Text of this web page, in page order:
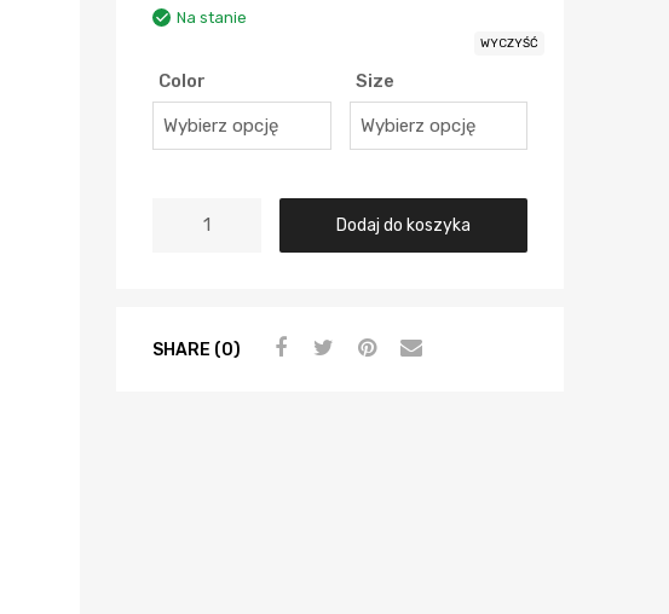
Na stanie
Color Size
WYCZYŚĆ
Dodaj do koszyka
SHARE (0)